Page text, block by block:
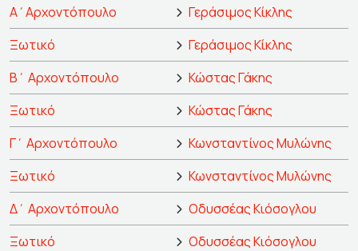
Α΄Αρχοντόπουλο
Γεράσιμος Κίκλης
Ξωτικό
Γεράσιμος Κίκλης
Β΄ Αρχοντόπουλο
Κώστας Γάκης
Ξωτικό
Κώστας Γάκης
Γ΄ Αρχοντόπουλο
Κωνσταντίνος Μυλώνης
Ξωτικό
Κωνσταντίνος Μυλώνης
Δ΄ Αρχοντόπουλο
Οδυσσέας Κιόσογλου
Ξωτικό
Οδυσσέας Κιόσογλου